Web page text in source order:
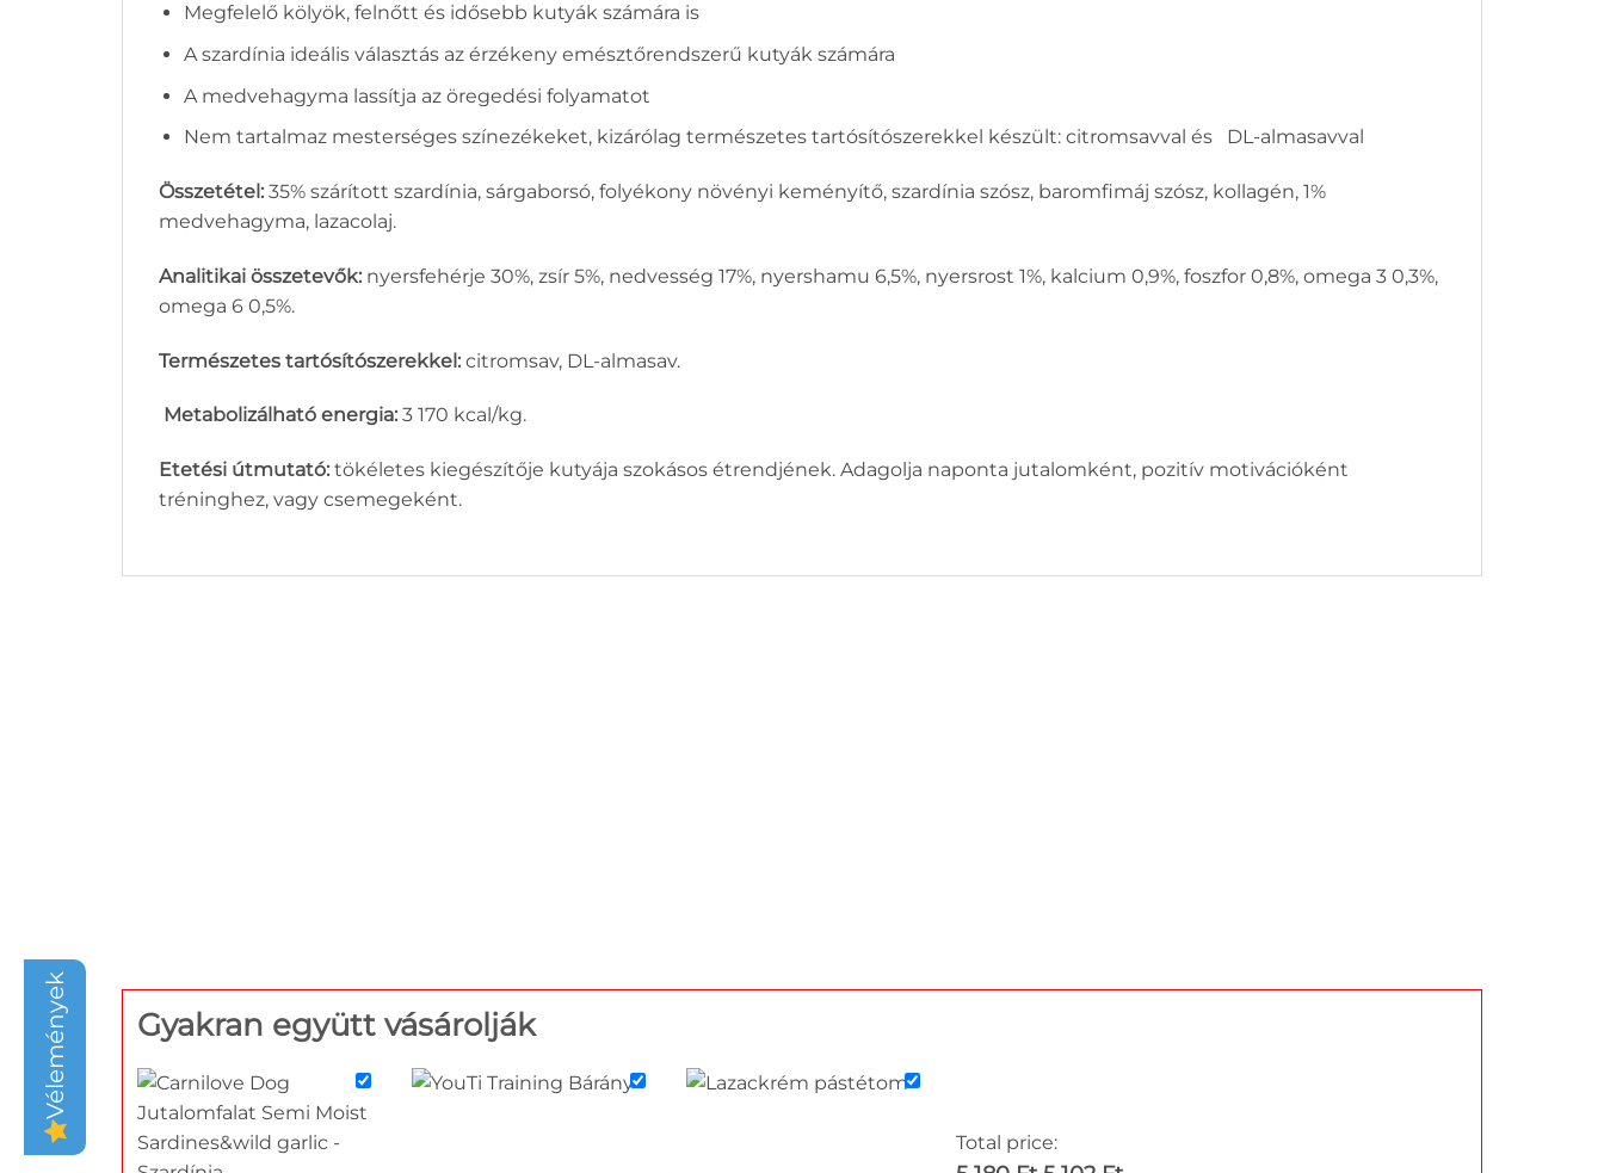
Megfelelő kölyök, felnőtt és idősebb kutyák számára is
A szardínia ideális választás az érzékeny emésztőrendszerű kutyák számára
A medvehagyma lassítja az öregedési folyamatot
Nem tartalmaz mesterséges színezékeket, kizárólag természetes tartósítószerekkel készült: citromsavval és DL-almasavval
Összetétel: 35% szárított szardínia, sárgaborsó, folyékony növényi keményítő, szardínia szósz, baromfimáj szósz, kollagén, 1%
medvehagyma, lazacolaj.
Analitikai összetevők: nyersfehérje 30%, zsír 5%, nedvesség 17%, nyershamu 6,5%, nyersrost 1%, kalcium 0,9%, foszfor 0,8%, omega 3 0,3%,
omega 6 0,5%.
Természetes tartósítószerekkel: citromsav, DL-almasav.
Metabolizálható energia: 3 170 kcal/kg.
Etetési útmutató: tökéletes kiegészítője kutyája szokásos étrendjének. Adagolja naponta jutalomként, pozitív motivációként
tréninghez, vagy csemegeként.
Gyakran együtt vásárolják
Total price:
Vélemények